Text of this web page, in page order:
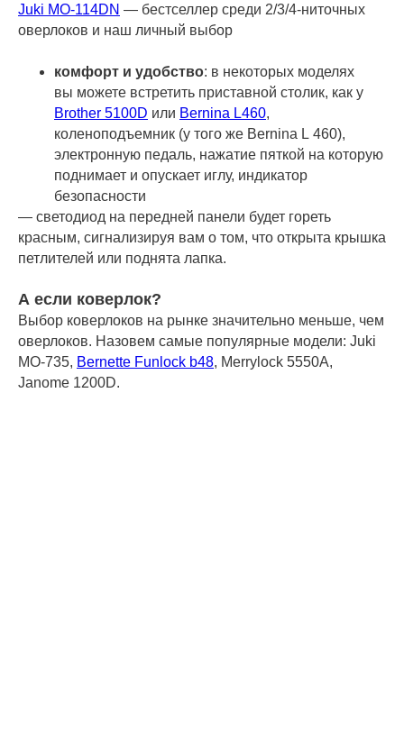
Juki MO-114DN — бестселлер среди 2/3/4-ниточных
оверлоков и наш личный выбор
комфорт и удобство: в некоторых моделях
вы можете встретить приставной столик, как у
Brother 5100D или Bernina L460,
коленоподъемник (у того же Bernina L 460),
электронную педаль, нажатие пяткой на которую
поднимает и опускает иглу, индикатор
безопасности
— светодиод на передней панели будет гореть
красным, сигнализируя вам о том, что открыта крышка
петлителей или поднята лапка.
А если коверлок?
Выбор коверлоков на рынке значительно меньше, чем
оверлоков. Назовем самые популярные модели: Juki
MO-735, Bernette Funlock b48, Merrylock 5550A,
Janome 1200D.